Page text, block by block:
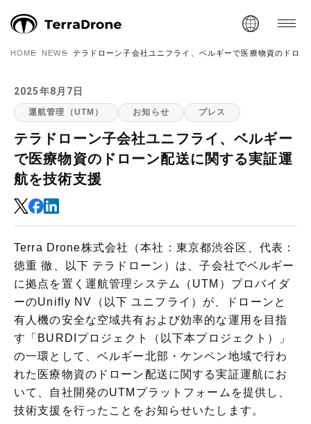
HOME NEWS テラドローン子会社ユニフライ、ベルギーで医療物資のドロ
2025年8月7日
運航管理（UTM） お知らせ プレス
テラドローン子会社ユニフライ、ベルギー
で医療物資のドローン配送に関する実証運
航を技術支援
Terra Drone株式会社（本社：東京都渋谷区、代表：
徳重 徹、以下 テラドローン）は、子会社でベルギー
に拠点を置く運航管理システム（UTM）プロバイダ
ーのUnifly NV（以下 ユニフライ）が、ドローンと
有人機の安全な空域共有および効率的な運用を目指
す「BURDIプロジェクト（以下本プロジェクト）」
の一環として、ベルギー北部・ケンペン地域で行わ
れた医療物資のドローン配送に関する実証運航にお
いて、自社開発のUTMプラットフォームを提供し、
技術支援を行ったことをお知らせいたします。